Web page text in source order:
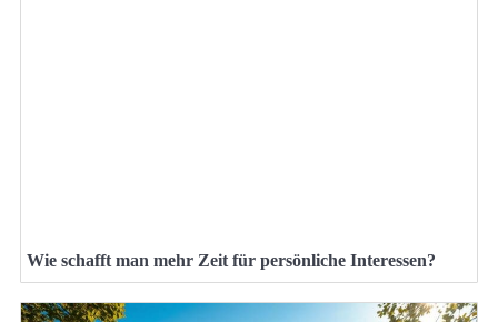
Wie schafft man mehr Zeit für persönliche Interessen?